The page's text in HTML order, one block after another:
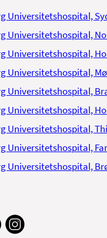
Universitetshospital,
Universitetshospital,
Universitetshospital,
Universitetshospital,
Universitetshospital,
Universitetshospital,
Universitetshospital,
Universitetshospital,
Universitetshospital,